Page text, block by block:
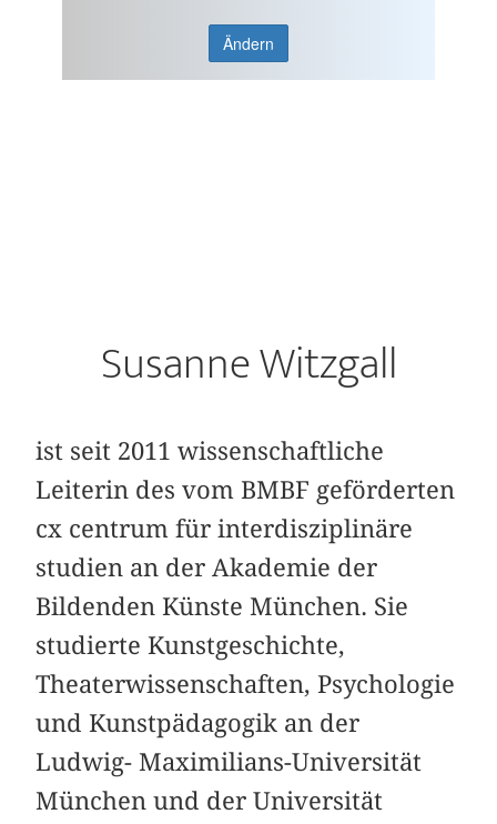
Ändern
Susanne Witzgall
ist seit 2011 wissenschaftliche
Leiterin des vom BMBF geförderten
cx centrum für interdisziplinäre
studien an der Akademie der
Bildenden Künste München. Sie
studierte Kunstgeschichte,
Theaterwissenschaften, Psychologie
und Kunstpädagogik an der
Ludwig- Maximilians-Universität
München und der Universität